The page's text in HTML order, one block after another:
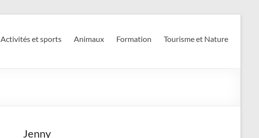
Activités et sports Animaux Formation Tourisme et Nature
Jenny